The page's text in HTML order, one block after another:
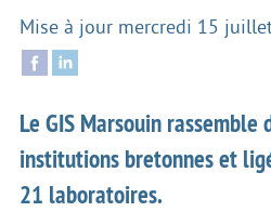
Mise à jour mercredi 15
Le GIS Marsouin rassemble
institutions bretonnes et
21 laboratoires.